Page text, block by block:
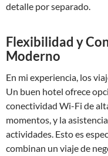
detalle por separado.
Flexibilidad y
Moderno
En mi experiencia, los
Un buen hotel ofrece
conectividad Wi-Fi de
momentos, y la
actividades. Esto es
combinan un viaje de